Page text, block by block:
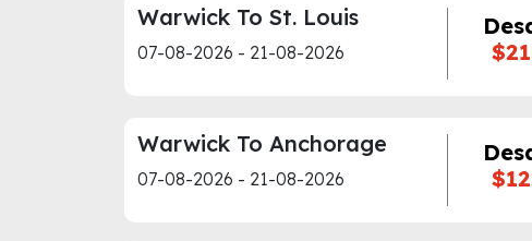
Warwick To St. Louis
07-08-2026 - 21-08-2026
Warwick To Anchorage
07-08-2026 - 21-08-2026